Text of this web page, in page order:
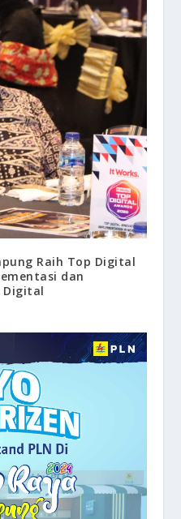
Raih Top Digital
dan
Digital